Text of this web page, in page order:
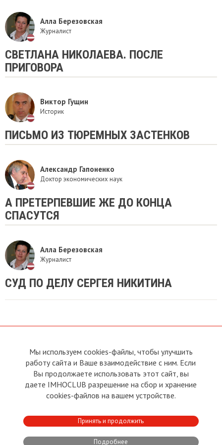
Алла Березовская
Журналист
СВЕТЛАНА НИКОЛАЕВА. ПОСЛЕ
ПРИГОВОРА
Виктор Гущин
Историк
ПИСЬМО ИЗ ТЮРЕМНЫХ ЗАСТЕНКОВ
Александр Гапоненко
Доктор экономических наук
А ПРЕТЕРПЕВШИЕ ЖЕ ДО КОНЦА
СПАСУТСЯ
Алла Березовская
Журналист
СУД ПО ДЕЛУ СЕРГЕЯ НИКИТИНА
О сайте
Условия пользования
Политика конфиденциальности
Прямая связь с
Председателем
Прямая связь c членами клуба
Реклама
Контакты
Club
Мы используем cookies-файлы, чтобы улучшить
работу сайта и Ваше взаимодействие с ним. Если
Вы продолжаете использовать этот сайт, вы
даете IMHOCLUB разрешение на сбор и хранение
cookies-файлов на вашем устройстве.
Принять и продолжить
Подробнее